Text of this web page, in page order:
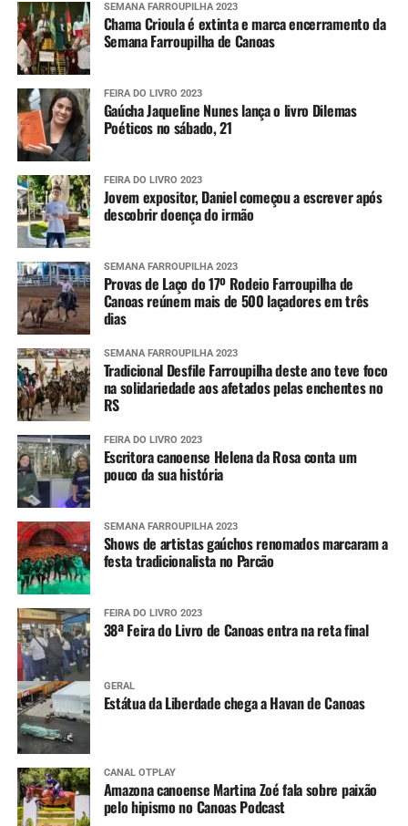
SEMANA FARROUPILHA 2023
Chama Crioula é extinta e marca encerramento da
Semana Farroupilha de Canoas
FEIRA DO LIVRO 2023
Gaúcha Jaqueline Nunes lança o livro Dilemas
Poéticos no sábado, 21
FEIRA DO LIVRO 2023
Jovem expositor, Daniel começou a escrever após
descobrir doença do irmão
SEMANA FARROUPILHA 2023
Provas de Laço do 17º Rodeio Farroupilha de
Canoas reúnem mais de 500 laçadores em três
dias
SEMANA FARROUPILHA 2023
Tradicional Desfile Farroupilha deste ano teve foco
na solidariedade aos afetados pelas enchentes no
RS
FEIRA DO LIVRO 2023
Escritora canoense Helena da Rosa conta um
pouco da sua história
SEMANA FARROUPILHA 2023
Shows de artistas gaúchos renomados marcaram a
festa tradicionalista no Parcão
FEIRA DO LIVRO 2023
38ª Feira do Livro de Canoas entra na reta final
GERAL
Estátua da Liberdade chega a Havan de Canoas
CANAL OTPLAY
Amazona canoense Martina Zoé fala sobre paixão
pelo hipismo no Canoas Podcast